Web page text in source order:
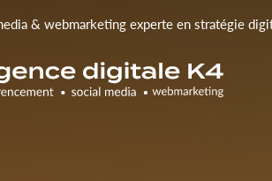
& webmarketing experte en stratégie